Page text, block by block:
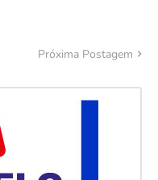
Próxima Postagem